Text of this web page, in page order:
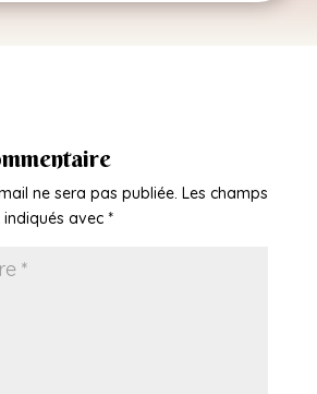
ne sera pas publiée. Les champs
avec *